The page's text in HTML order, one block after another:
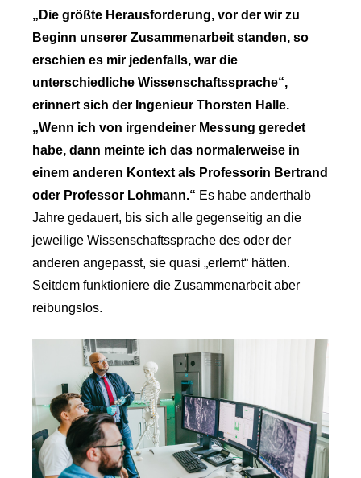
„Die größte Herausforderung, vor der wir zu
Beginn unserer Zusammenarbeit standen, so
erschien es mir jedenfalls, war die
unterschiedliche Wissenschaftssprache“,
erinnert sich der Ingenieur Thorsten Halle.
„Wenn ich von irgendeiner Messung geredet
habe, dann meinte ich das normalerweise in
einem anderen Kontext als Professorin Bertrand
oder Professor Lohmann.“ Es habe anderthalb
Jahre gedauert, bis sich alle gegenseitig an die
jeweilige Wissenschaftssprache des oder der
anderen angepasst, sie quasi „erlernt“ hätten.
Seitdem funktioniere die Zusammenarbeit aber
reibungslos.